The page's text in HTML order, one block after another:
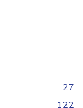
27
122